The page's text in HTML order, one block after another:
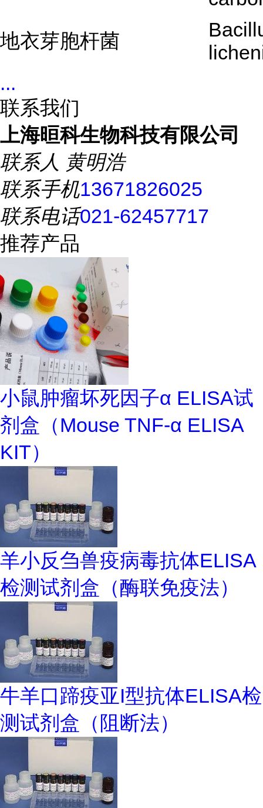
地衣芽胞杆菌
...
联系我们
上海晅科生物科技有限公司
联系人 黄明浩
联系手机13671826025
联系电话021-62457717
推荐产品
小鼠肿瘤坏死因子α ELISA试
剂盒（Mouse TNF-α ELISA
KIT）
羊小反刍兽疫病毒抗体ELISA
检测试剂盒（酶联免疫法）
牛羊口蹄疫亚I型抗体ELISA检
测试剂盒（阻断法）